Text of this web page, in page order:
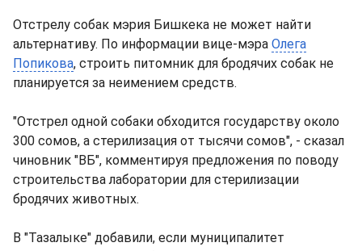
Отстрелу собак мэрия Бишкека не может найти
альтернативу. По информации вице-мэра Олега
Попикова, строить питомник для бродячих собак не
планируется за неимением средств.
"Отстрел одной собаки обходится государству около
300 сомов, а стерилизация от тысячи сомов", - сказал
чиновник "ВБ", комментируя предложения по поводу
строительства лаборатории для стерилизации
бродячих животных.
В "Тазалыке" добавили, если муниципалитет